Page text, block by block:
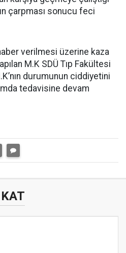
çarpması sonucu feci
verilmesi üzerine kaza
M.K SDÜ Tıp Fakültesi
durumunun ciddiyetini
tedavisine devam